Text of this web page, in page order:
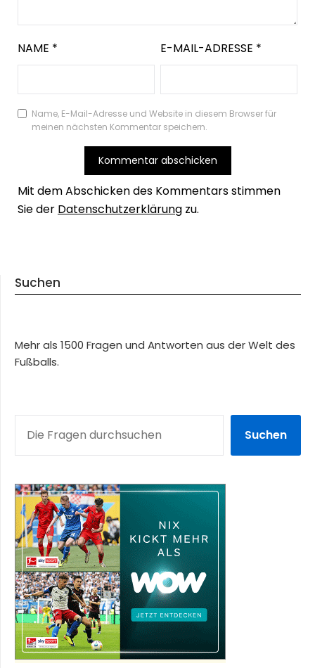
NAME * E-MAIL-ADRESSE *
Name, E-Mail-Adresse und Website in diesem Browser für
meinen nächsten Kommentar speichern.
Mit dem Abschicken des Kommentars stimmen
Sie der Datenschutzerklärung zu.
Suchen
Mehr als 1500 Fragen und Antworten aus der Welt des
Fußballs.
Suchen